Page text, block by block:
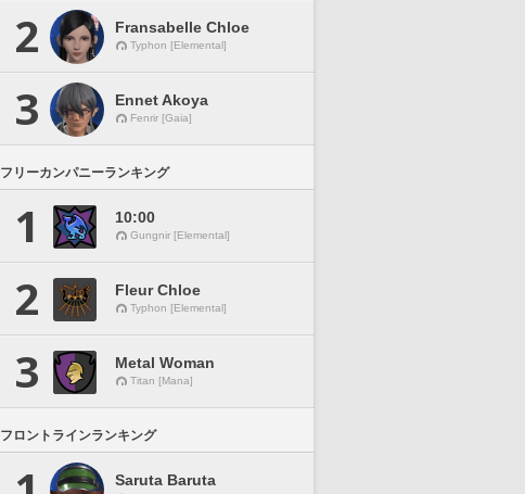
2 Fransabelle Chloe
Typhon [Elemental]
3 Ennet Akoya
Fenrir [Gaia]
フリーカンパニーランキング
1 10:00
Gungnir [Elemental]
2 Fleur Chloe
Typhon [Elemental]
3 Metal Woman
Titan [Mana]
フロントラインランキング
Saruta Baruta